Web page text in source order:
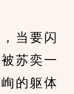
当要闪
苏奕一
的躯体